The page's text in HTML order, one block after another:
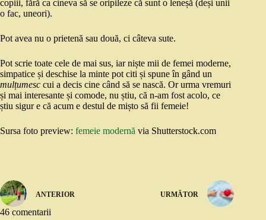
copiii, fără ca cineva să se oripileze că sunt o leneșă (deși unii
o fac, uneori).
Pot avea nu o prietenă sau două, ci câteva sute.
Pot scrie toate cele de mai sus, iar niște mii de femei moderne,
simpatice și deschise la minte pot citi și spune în gând un
mulțumesc cui a decis cine când să se nască. Or urma vremuri
și mai interesante și comode, nu știu, că n-am fost acolo, ce
știu sigur e că acum e destul de mișto să fii femeie!
Sursa foto preview: femeie modernă via Shutterstock.com
ANTERIOR URMĂTOR
46 comentarii